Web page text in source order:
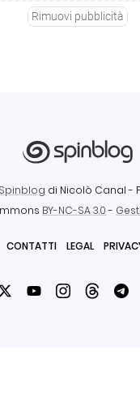
Rimuovi pubblicità
Spinblog di Nicolò Canal -
BY-NC-SA 3.0-
CONTATTI LEGAL